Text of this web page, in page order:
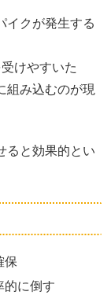
イクが発生する
けやすいた
組み込むのが現
ると効果的とい
保
的に倒す